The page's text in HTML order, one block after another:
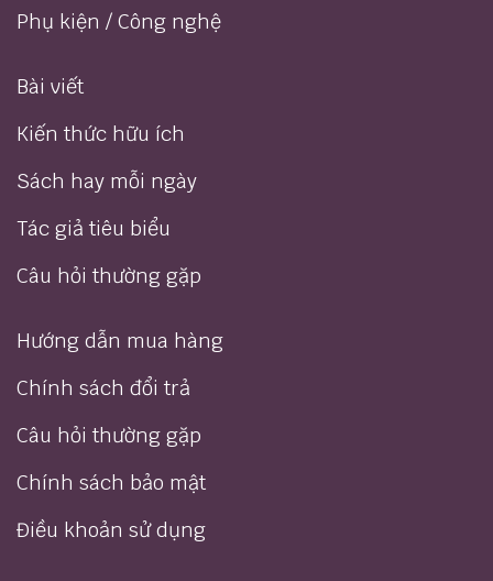
Phụ kiện / Công nghệ
Bài viết
Kiến thức hữu ích
Sách hay mỗi ngày
Tác giả tiêu biểu
Câu hỏi thường gặp
Hướng dẫn mua hàng
Chính sách đổi trả
Câu hỏi thường gặp
Chính sách bảo mật
Điều khoản sử dụng